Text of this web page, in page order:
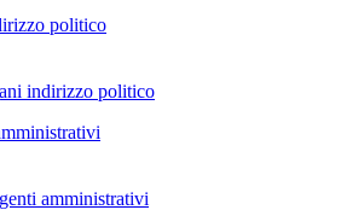
politico
indirizzo politico
amministrativi